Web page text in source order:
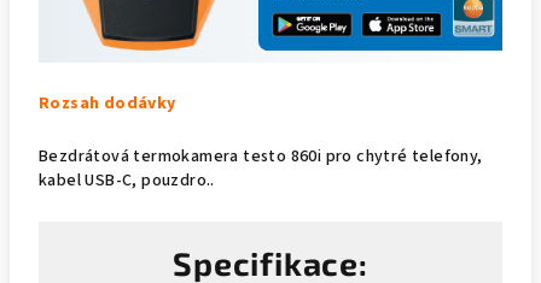
Rozsah dodávky
Bezdrátová termokamera testo 860i pro chytré telefony,
kabel USB-C, pouzdro..
Specifikace: